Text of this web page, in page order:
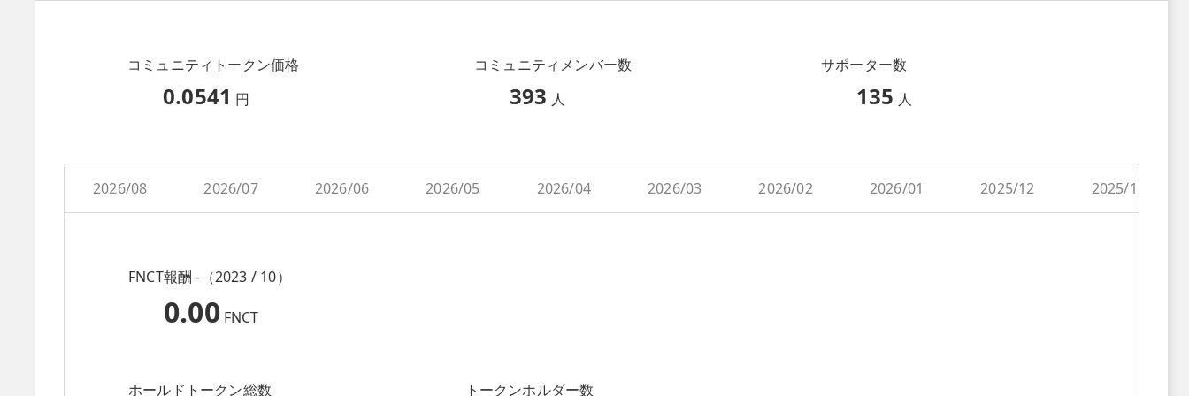
コミュニティトークン価格
0.0541 円
コミュニティメンバー数
393 人
サポーター数
135 人
2026/08 2026/07 2026/06 2026/05 2026/04 2026/03 2026/02 2026/01 2025/12 2025/11
FNCT報酬 -（2023 / 10）
0.00 FNCT
ホールドトークン総数 トークンホルダー数